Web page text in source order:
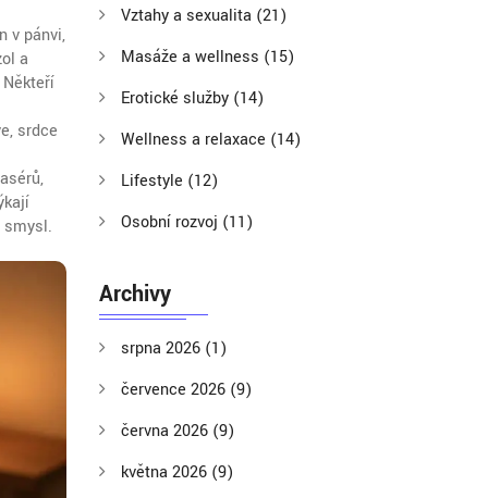
v pánvi,
a
srdce
smysl.
Vztahy a sexualita (21)
Masáže a wellness (15)
Erotické služby (14)
Wellness a relaxace (14)
Lifestyle (12)
Osobní rozvoj (11)
Archivy
srpna 2026 (1)
července 2026 (9)
června 2026 (9)
května 2026 (9)